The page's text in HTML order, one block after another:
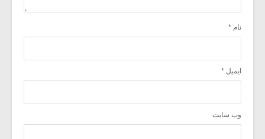
نام *
ایمیل *
وب‌ سایت